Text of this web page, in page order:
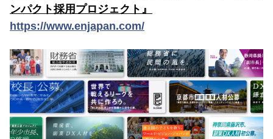
ンパクト採用プロジェクト』
https://www.enjapan.com/